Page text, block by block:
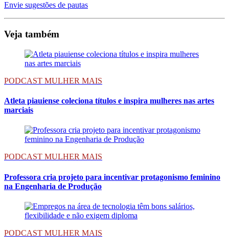
Envie sugestões de pautas
Veja também
PODCAST MULHER MAIS
Atleta piauiense coleciona títulos e inspira mulheres nas artes
marciais
PODCAST MULHER MAIS
Professora cria projeto para incentivar protagonismo feminino
na Engenharia de Produção
PODCAST MULHER MAIS